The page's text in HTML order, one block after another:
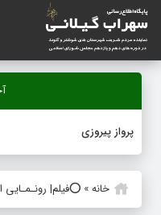
پرواز پیروزی
خانه» ⭕️فیلم|